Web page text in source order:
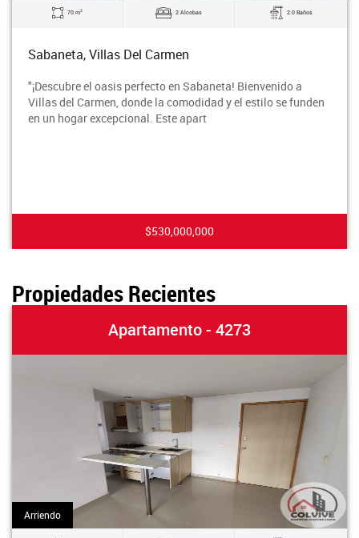
70 m2 2 Alcobas 2.0 Baños
Sabaneta, Villas Del Carmen
"¡Descubre el oasis perfecto en Sabaneta! Bienvenido a
Villas del Carmen, donde la comodidad y el estilo se funden
en un hogar excepcional. Este apart
$530,000,000
Propiedades Recientes
Apartamento - 4273
Arriendo